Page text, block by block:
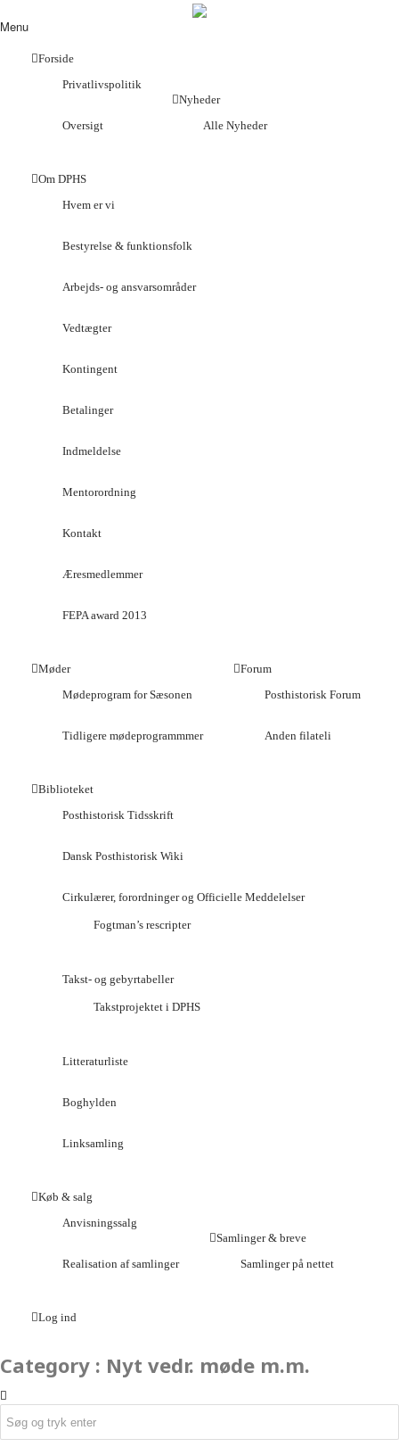
Menu
Forside
Privatlivspolitik
Oversigt
Nyheder
Alle Nyheder
Om DPHS
Hvem er vi
Bestyrelse & funktionsfolk
Arbejds- og ansvarsområder
Vedtægter
Kontingent
Betalinger
Indmeldelse
Mentorordning
Kontakt
Æresmedlemmer
FEPA award 2013
Møder
Mødeprogram for Sæsonen
Tidligere mødeprogrammmer
Forum
Posthistorisk Forum
Anden filateli
Biblioteket
Posthistorisk Tidsskrift
Dansk Posthistorisk Wiki
Cirkulærer, forordninger og Officielle Meddelelser
Fogtman’s rescripter
Takst- og gebyrtabeller
Takstprojektet i DPHS
Litteraturliste
Boghylden
Linksamling
Køb & salg
Anvisningssalg
Realisation af samlinger
Samlinger & breve
Samlinger på nettet
Log ind
Category : Nyt vedr. møde m.m.